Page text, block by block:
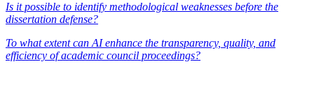
Is it possible to identify methodological weaknesses before the
dissertation defense?
To what extent can AI enhance the transparency, quality, and
efficiency of academic council proceedings?